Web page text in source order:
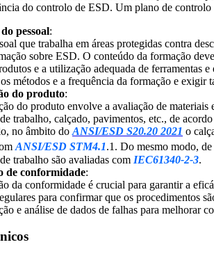
do controlo de ESD. Um plano de
pessoal:
que trabalha em áreas protegidas contra
sobre ESD. O conteúdo da formação
e a utilização adequada de ferramentas
métodos e a frequência da formação e exigir
do produto:
do produto envolve a avaliação de
trabalho, calçado, pavimentos, etc., de
no âmbito do ANSI/ESD S20.20 2021 o
ANSI/ESD STM4.1.1. Do mesmo modo,
trabalho são avaliadas com IEC61340-2-3.
de conformidade:
da conformidade é crucial para garantir a
para confirmar que os procedimentos
e análise de dados de falhas para melhorar